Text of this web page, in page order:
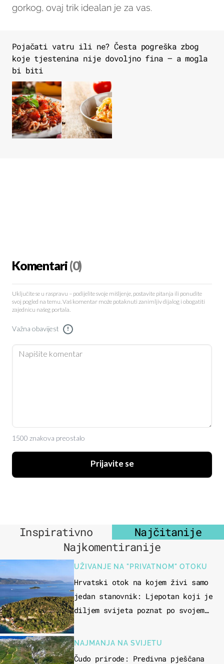
gorkog, ovaj trik idealan je za vas.
Pojačati vatru ili ne? Česta pogreška zbog
koje tjestenina nije dovoljno fina – a mogla
bi biti
Komentari(0)
Uključite se u raspravu – podijelite svoje mišljenje, postavite pitanja ili ponudite
svoj pogled na temu. Vaš komentar može potaknuti zanimljiv dijalog i obogatiti
zajednicu našeg portala.
Važna obavijest !
1500 znakova preostalo
Prijavite se
Inspirativno
Najčitanije
Najkomentiranije
UŽIVANJE NA "PRIVATNOM" OTOKU
Hrvatski otok na kojem živi samo
jedan stanovnik: Ljepotan koji je
diljem svijeta poznat po svojem
NAJMANJA NA SVIJETU
Čudo prirode: Predivna pješčana